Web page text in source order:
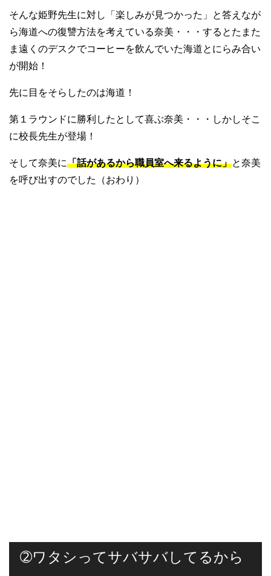
そんな姫野先生に対し「楽しみが見つかった」と答えなが
ら海道への復讐方法を考えている奈美・・・するとたまた
ま遠くのデスクでコーヒーを飲んでいた海道とにらみ合い
が開始！
先に目をそらしたのは海道！
第１ラウンドに勝利したとして喜ぶ奈美・・・しかしそこ
に校長先生が登場！
そして奈美に「話があるから職員室へ来るように」と奈美
を呼び出すのでした（おわり）
➁ワタシってサバサバしてるから